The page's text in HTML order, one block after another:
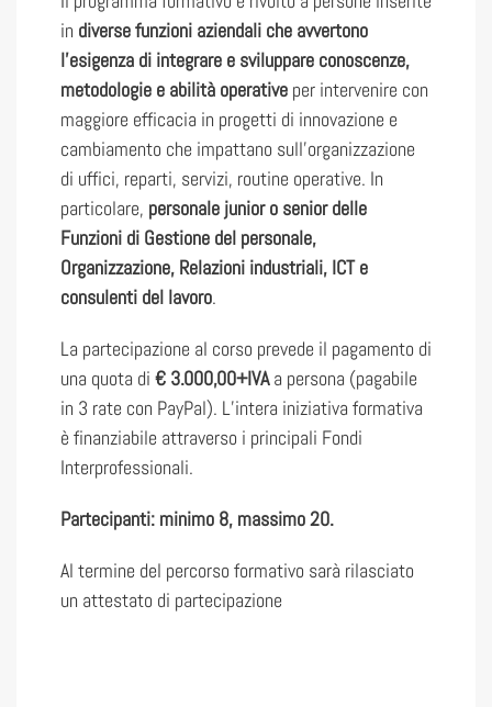
in diverse funzioni aziendali che avvertono
l’esigenza di integrare e sviluppare conoscenze,
metodologie e abilità operative per intervenire con
maggiore efficacia in progetti di innovazione e
cambiamento che impattano sull’organizzazione
di uffici, reparti, servizi, routine operative. In
particolare, personale junior o senior delle
Funzioni di Gestione del personale,
Organizzazione, Relazioni industriali, ICT e
consulenti del lavoro.
La partecipazione al corso prevede il pagamento di
una quota di € 3.000,00+IVAa persona (pagabile
in 3 rate con PayPal). L’intera iniziativa formativa
è finanziabile attraverso i principali Fondi
Interprofessionali.
Partecipanti: minimo 8, massimo 20.
Al termine del percorso formativo sarà rilasciato
un attestato di partecipazione